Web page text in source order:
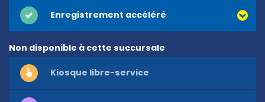
Enregistrement accéléré
Non disponible à cette succursale
Kiosque libre-service